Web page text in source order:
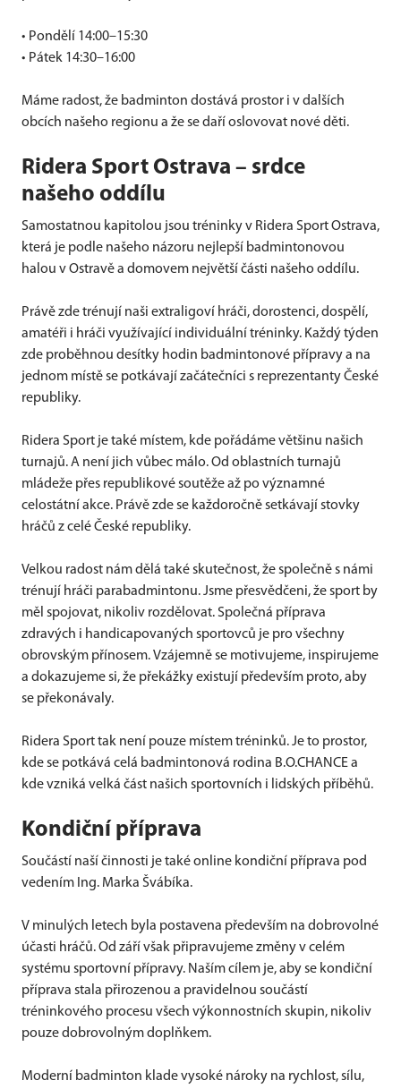
• Pondělí 14:00–15:30
• Pátek 14:30–16:00
Máme radost, že badminton dostává prostor i v dalších
obcích našeho regionu a že se daří oslovovat nové děti.
Ridera Sport Ostrava – srdce
našeho oddílu
Samostatnou kapitolou jsou tréninky v Ridera Sport Ostrava,
která je podle našeho názoru nejlepší badmintonovou
halou v Ostravě a domovem největší části našeho oddílu.
Právě zde trénují naši extraligoví hráči, dorostenci, dospělí,
amatéři i hráči využívající individuální tréninky. Každý týden
zde proběhnou desítky hodin badmintonové přípravy a na
jednom místě se potkávají začátečníci s reprezentanty České
republiky.
Ridera Sport je také místem, kde pořádáme většinu našich
turnajů. A není jich vůbec málo. Od oblastních turnajů
mládeže přes republikové soutěže až po významné
celostátní akce. Právě zde se každoročně setkávají stovky
hráčů z celé České republiky.
Velkou radost nám dělá také skutečnost, že společně s námi
trénují hráči parabadmintonu. Jsme přesvědčeni, že sport by
měl spojovat, nikoliv rozdělovat. Společná příprava
zdravých i handicapovaných sportovců je pro všechny
obrovským přínosem. Vzájemně se motivujeme, inspirujeme
a dokazujeme si, že překážky existují především proto, aby
se překonávaly.
Ridera Sport tak není pouze místem tréninků. Je to prostor,
kde se potkává celá badmintonová rodina B.O.CHANCE a
kde vzniká velká část našich sportovních i lidských příběhů.
Kondiční příprava
Součástí naší činnosti je také online kondiční příprava pod
vedením Ing. Marka Švábíka.
V minulých letech byla postavena především na dobrovolné
účasti hráčů. Od září však připravujeme změny v celém
systému sportovní přípravy. Naším cílem je, aby se kondiční
příprava stala přirozenou a pravidelnou součástí
tréninkového procesu všech výkonnostních skupin, nikoliv
pouze dobrovolným doplňkem.
Moderní badminton klade vysoké nároky na rychlost, sílu,